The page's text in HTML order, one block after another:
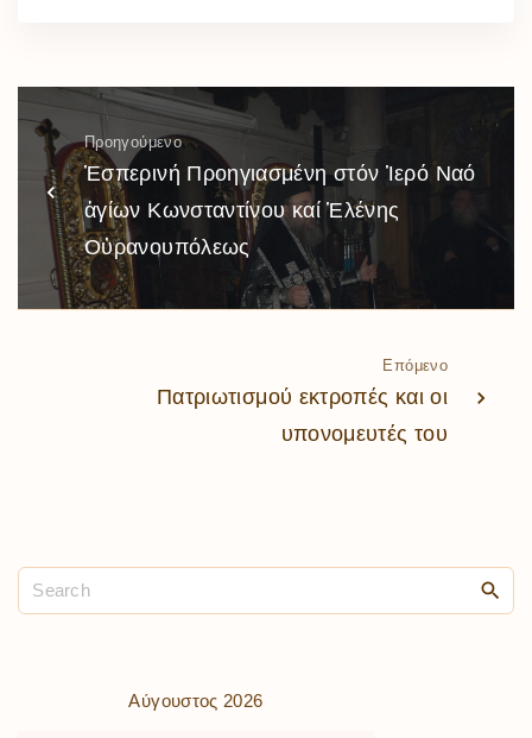
Προηγούμενο
Ἑσπερινή Προηγιασμένη στόν Ἱερό Ναό
ἁγίων Κωνσταντίνου καί Ἑλένης
Οὐρανουπόλεως
Επόμενο
Πατριωτισμού εκτροπές και οι
υπονομευτές του
Αύγουστος 2026